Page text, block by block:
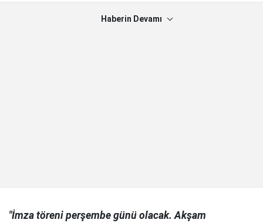
Haberin Devamı
"İmza töreni perşembe günü olacak. Akşam